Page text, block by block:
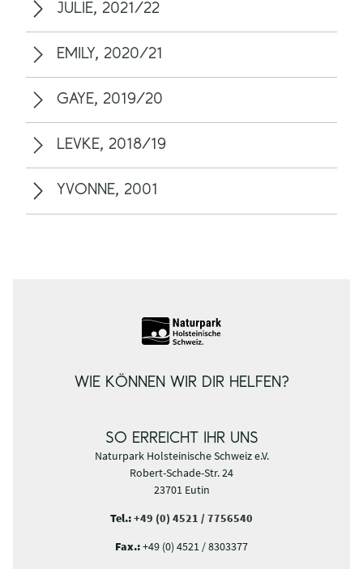
JULIE, 2021/22
EMILY, 2020/21
GAYE, 2019/20
LEVKE, 2018/19
YVONNE, 2001
WIE KÖNNEN WIR DIR HELFEN?
SO ERREICHT IHR UNS
Naturpark Holsteinische Schweiz e.V.
Robert-Schade-Str. 24
23701 Eutin
Tel.:+49 (0) 4521 / 7756540
Fax.:+49 (0) 4521 / 8303377